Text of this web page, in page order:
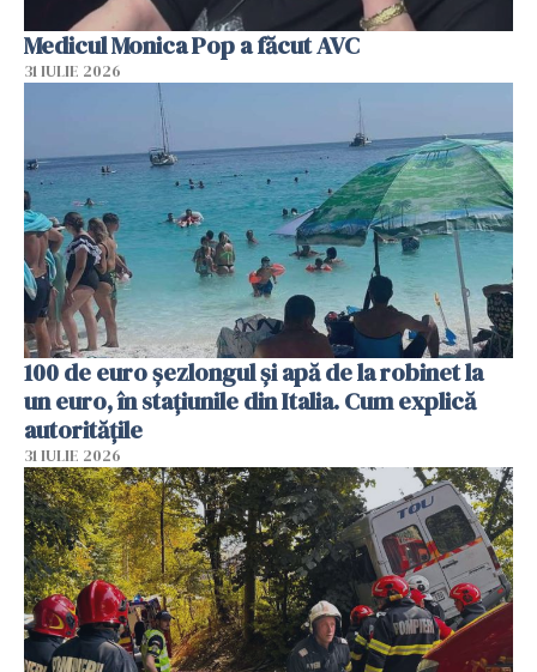
Medicul Monica Pop a făcut AVC
31 IULIE 2026
100 de euro șezlongul și apă de la robinet la
un euro, în stațiunile din Italia. Cum explică
autoritățile
31 IULIE 2026